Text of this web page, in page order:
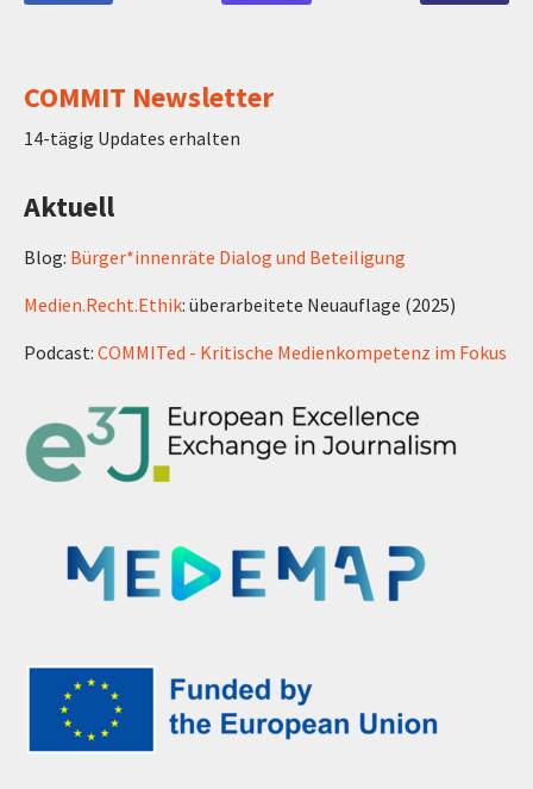
COMMIT Newsletter
14-tägig Updates erhalten
Aktuell
Blog: Bürger*innenräte Dialog und Beteiligung
Medien.Recht.Ethik: überarbeitete Neuauflage (2025)
Podcast: COMMITed - Kritische Medienkompetenz im Fokus